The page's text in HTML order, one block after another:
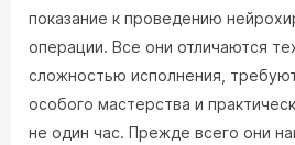
показание к проведению
операции. Все они отличаются
сложностью исполнения,
особого мастерства и
не один час. Прежде всего они